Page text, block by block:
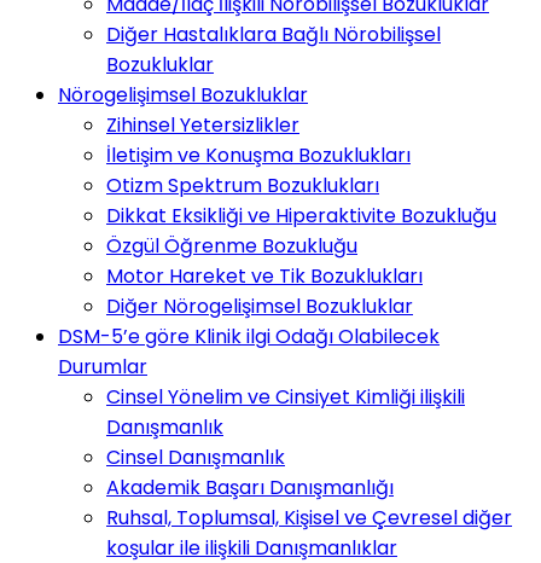
Diğer Hastalıklara Bağlı Nörobilişsel
Bozukluklar
Nörogelişimsel Bozukluklar
Zihinsel Yetersizlikler
İletişim ve Konuşma Bozuklukları
Otizm Spektrum Bozuklukları
Dikkat Eksikliği ve Hiperaktivite Bozukluğu
Özgül Öğrenme Bozukluğu
Motor Hareket ve Tik Bozuklukları
Diğer Nörogelişimsel Bozukluklar
DSM-5’e göre Klinik ilgi Odağı Olabilecek
Durumlar
Cinsel Yönelim ve Cinsiyet Kimliği ilişkili
Danışmanlık
Cinsel Danışmanlık
Akademik Başarı Danışmanlığı
Ruhsal, Toplumsal, Kişisel ve Çevresel diğer
koşular ile ilişkili Danışmanlıklar